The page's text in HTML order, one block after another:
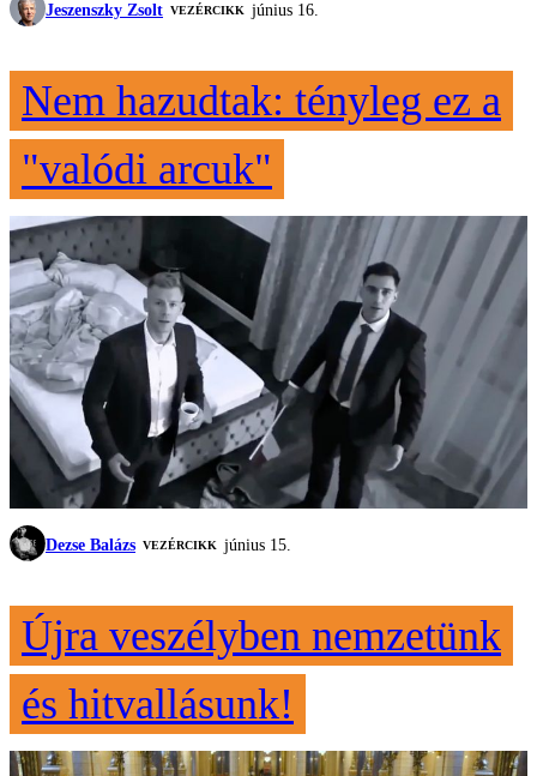
Jeszenszky Zsolt VEZÉRCIKK június 16.
Nem hazudtak: tényleg ez a
"valódi arcuk"
Dezse Balázs VEZÉRCIKK június 15.
Újra veszélyben nemzetünk
és hitvallásunk!